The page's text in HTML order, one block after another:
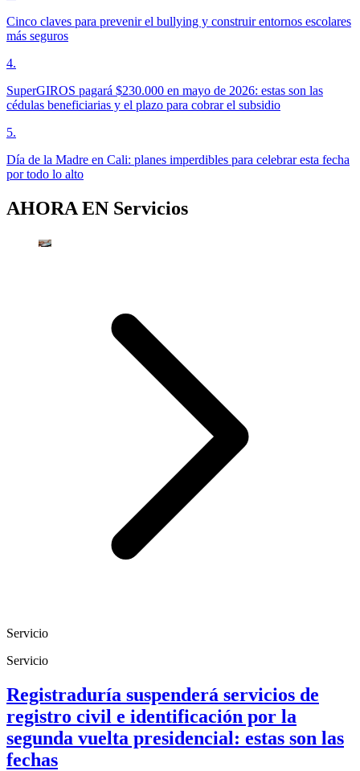
Cinco claves para prevenir el bullying y construir entornos escolares
más seguros
4.
SuperGIROS pagará $230.000 en mayo de 2026: estas son las
cédulas beneficiarias y el plazo para cobrar el subsidio
5.
Día de la Madre en Cali: planes imperdibles para celebrar esta fecha
por todo lo alto
AHORA EN Servicios
Servicio
Servicio
Registraduría suspenderá servicios de
registro civil e identificación por la
segunda vuelta presidencial: estas son las
fechas